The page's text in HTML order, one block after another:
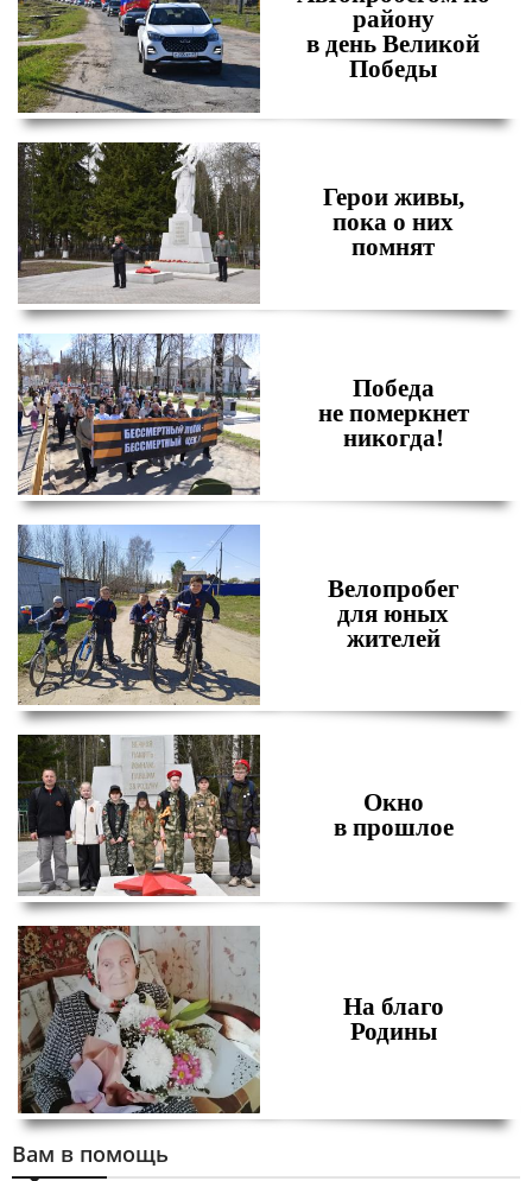
району
в день Великой
Победы
Герои живы,
пока о них
помнят
Победа
не померкнет
никогда!
Велопробег
для юных
жителей
Окно
в прошлое
На благо
Родины
Вам в помощь